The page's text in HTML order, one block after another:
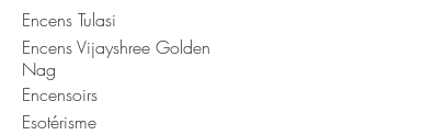
Encens Tulasi
Encens Vijayshree Golden
Nag
Encensoirs
Esotérisme